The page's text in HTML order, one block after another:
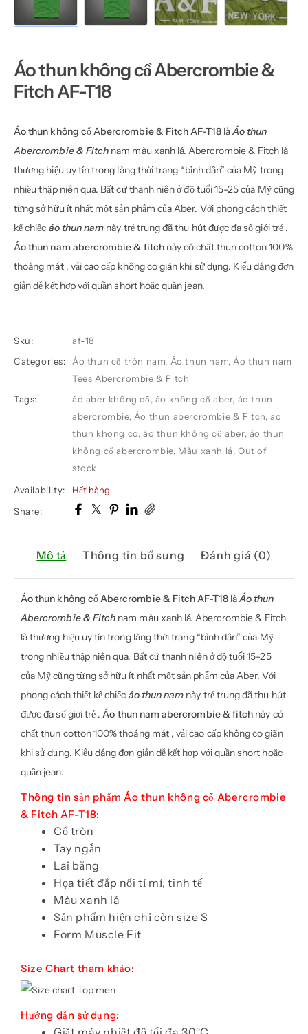
Áo thun không cổ Abercrombie &
Fitch AF-T18
Áo thun không cổ Abercrombie & Fitch AF-T18làÁo thun
Abercrombie & Fitch nam màu xanh lá. Abercrombie & Fitch là
thương hiệu uy tín trong làng thời trang “bình dân” của Mỹ trong
nhiều thập niên qua. Bất cứ thanh niên ở độ tuổi 15-25 của Mỹ cũng
từng sở hữu ít nhất một sản phẩm của Aber. Với phong cách thiết
kế chiếc áo thun nam này trẻ trung đã thu hút được đa số giới trẻ .
Áo thun nam abercrombie & fitchnày có chất thun cotton 100%
thoáng mát , vải cao cấp không co giãn khi sử dụng. Kiểu dáng đơn
giản dễ kết hợp với quần short hoặc quần jean.
Sku:
af-18
Categories:
Áo thun cổ tròn nam, Áo thun nam, Áo thun nam
Tees Abercrombie & Fitch
Tags:
áo aber không cổ, áo không cổ aber, áo thun
abercrombie, Áo thun abercrombie & Fitch,ao
thun khong co,áo thun không cổ aber, áo thun
không cổ abercrombie, Màu xanh lá,Out of
stock
Availability:
Hết hàng
Share:
Mô tả Thông tin bổ sung Đánh giá (0)
Áo thun không cổ Abercrombie & Fitch AF-T18làÁo thun
Abercrombie & Fitch nam màu xanh lá. Abercrombie & Fitch
là thương hiệu uy tín trong làng thời trang “bình dân” của Mỹ
trong nhiều thập niên qua. Bất cứ thanh niên ở độ tuổi 15-25
của Mỹ cũng từng sở hữu ít nhất một sản phẩm của Aber. Với
phong cách thiết kế chiếc áo thun nam này trẻ trung đã thu hút
được đa số giới trẻ .Áo thun nam abercrombie & fitch này có
chất thun cotton 100% thoáng mát , vải cao cấp không co giãn
khi sử dụng. Kiểu dáng đơn giản dễ kết hợp với quần short hoặc
quần jean.
Thông tin sản phẩm Áo thun không cổ Abercrombie
& Fitch AF-T18:
Cổ tròn
Tay ngắn
Lai bằng
Họa tiết đắp nổi tỉ mỉ, tinh tế
Màu xanh lá
Sản phẩm hiện chỉ còn size S
Form Muscle Fit
Size Chart tham khảo:
Hướng dẫn sử dụng: